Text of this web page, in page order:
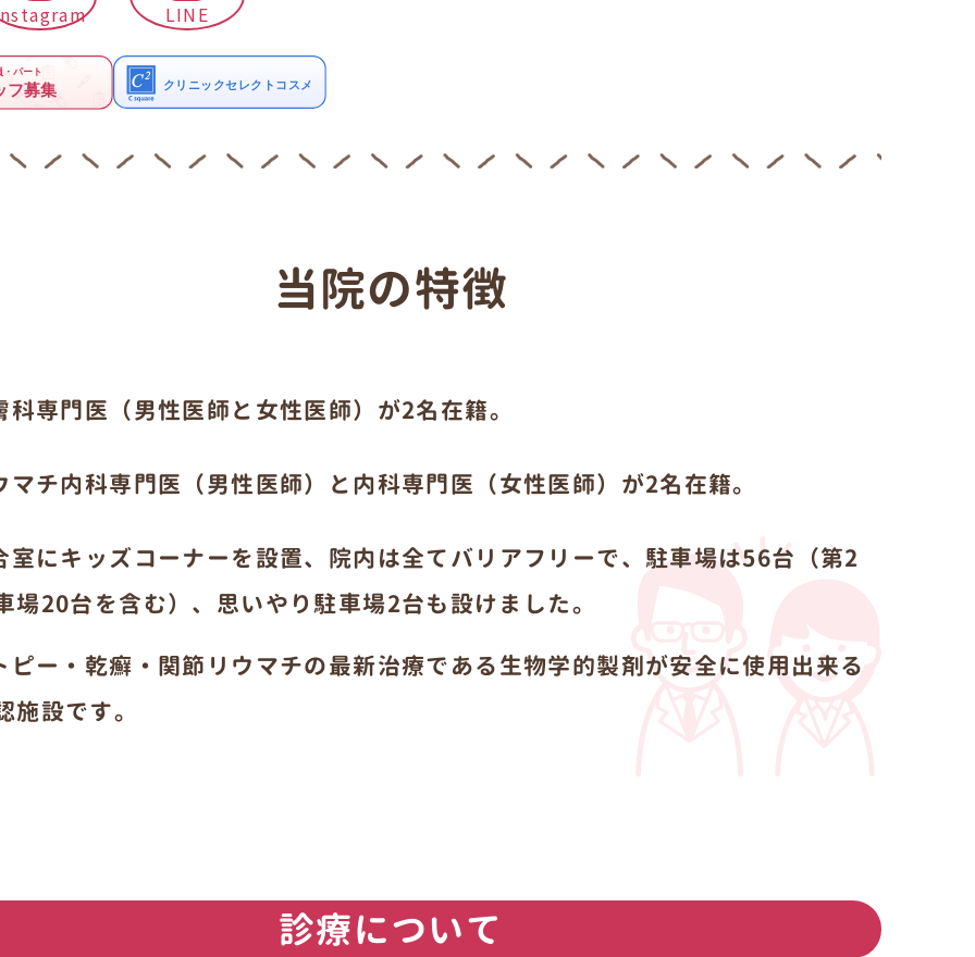
LINE
当院の特徴
科専門医（男性医師と女性医師）が2名在籍。
マチ内科専門医（男性医師）と内科専門医（女性医師）が2名在籍。
室にキッズコーナーを設置、院内は全てバリアフリーで、駐車場は56台（第2
場20台を含む）、思いやり駐車場2台も設けました。
ピー・乾癬・関節リウマチの最新治療である生物学的製剤が安全に使用出来る
施設です。
診療について